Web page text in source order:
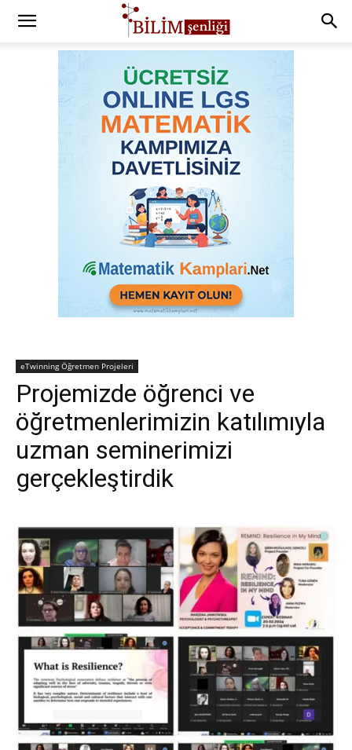
eTwinning Öğretmen Projeleri
Projemizde öğrenci ve
öğretmenlerimizin katılımıyla
uzman seminerimizi
gerçekleştirdik